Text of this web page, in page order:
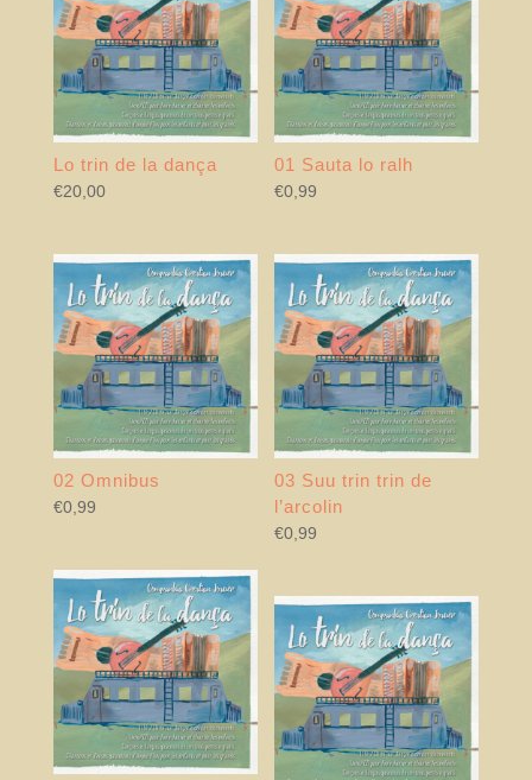
Lo trin de la dança
€20,00
01 Sauta lo ralh
€0,99
02 Omnibus
€0,99
03 Suu trin trin de
l’arcolin
€0,99